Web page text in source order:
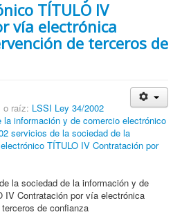
TÍTULO IV
vía electrónica
de terceros de
o raíz: LSSI Ley 34/2002
información y de comercio electrónico
servicios de la sociedad de la
TÍTULO IV Contratación por
la sociedad de la información y de
IV Contratación por vía electrónica
de confianza